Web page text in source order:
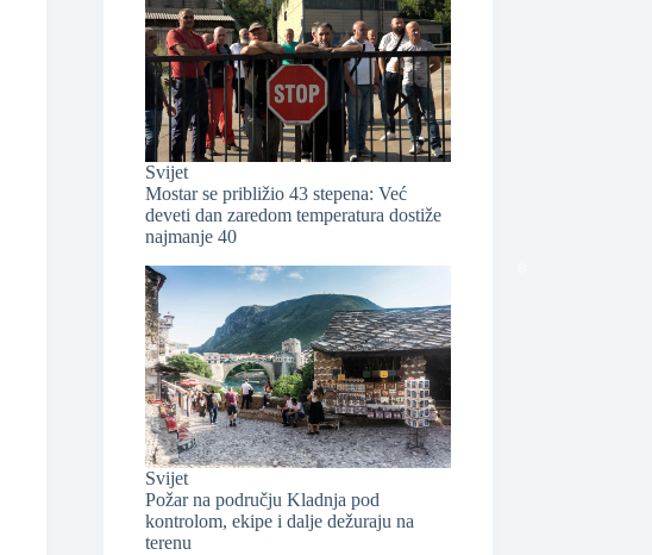
Svijet
Mostar se približio 43 stepena: Već
deveti dan zaredom temperatura dostiže
najmanje 40
Svijet
Požar na području Kladnja pod
kontrolom, ekipe i dalje dežuraju na
terenu